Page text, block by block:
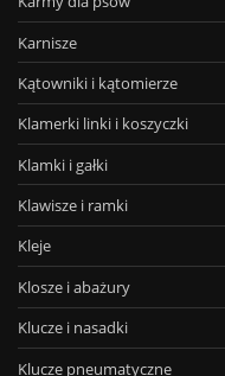
Karnisze
Kątowniki i kątomierze
Klamerki linki i koszyczki
Klamki i gałki
Klawisze i ramki
Kleje
Klosze i abażury
Klucze i nasadki
Klucze pneumatyczne